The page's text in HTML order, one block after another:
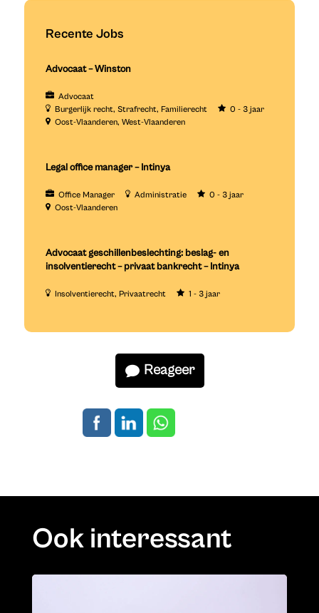
Recente Jobs
Advocaat – Winston
Advocaat
Burgerlijk recht Strafrecht Familierecht
0 - 3 jaar
Oost-Vlaanderen West-Vlaanderen
Legal office manager – Intinya
Office Manager Administratie
0 - 3 jaar
Oost-Vlaanderen
Advocaat geschillenbeslechting: beslag- en
insolventierecht – privaat bankrecht – Intinya
Insolventierecht Privaatrecht 1 - 3 jaar
Reageer
Ook interessant